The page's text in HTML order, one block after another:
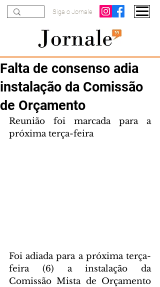
Siga o Jornale
Falta de consenso adia
instalação da Comissão
de Orçamento
Reunião foi marcada para a
próxima terça-feira
Foi adiada para a próxima terça-
feira (6) a instalação da
Comissão Mista de Orçamento